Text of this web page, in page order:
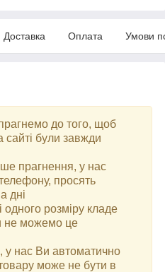
Доставка Оплата Умови
до того, щоб
сайті були завжди
прагнення, у нас
просять
дні
одного розміру кладе
не можемо це
нас Ви автоматично
може не бути в